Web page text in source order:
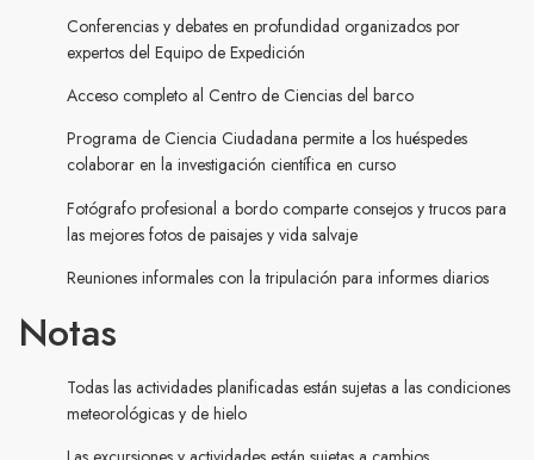
Conferencias y debates en profundidad organizados por
expertos del Equipo de Expedición
Acceso completo al Centro de Ciencias del barco
Programa de Ciencia Ciudadana permite a los huéspedes
colaborar en la investigación científica en curso
Fotógrafo profesional a bordo comparte consejos y trucos para
las mejores fotos de paisajes y vida salvaje
Reuniones informales con la tripulación para informes diarios
Notas
Todas las actividades planificadas están sujetas a las condiciones
meteorológicas y de hielo